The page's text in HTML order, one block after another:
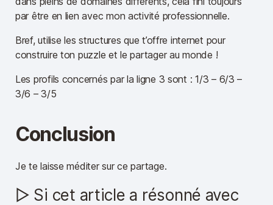
par être en lien avec mon activité professionnelle.
Bref, utilise les structures que t’offre internet pour
construire ton puzzle et le partager au monde !
Les profils concernés par la ligne 3 sont : 1/3 – 6/3 –
3/6 – 3/5
Conclusion
Je te laisse méditer sur ce partage.
▷ Si cet article a résonné avec